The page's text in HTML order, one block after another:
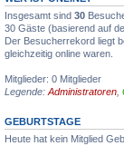
Insgesamt sind 30
30 Gäste (basierend auf
Der Besucherrekord liegt
gleichzeitig online waren.
Mitglieder: 0 Mitglieder
Legende: Administratoren
GEBURTSTAGE
Heute hat kein Mitglied